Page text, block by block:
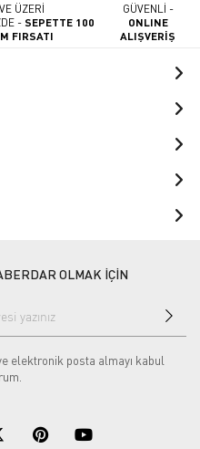
ÜZERİ
-SEPETTE 100
FIRSATI
GÜVENLİ -
ONLINE
ALIŞVERİŞ
OLMAK İÇİN
elektronik posta almayı kabul